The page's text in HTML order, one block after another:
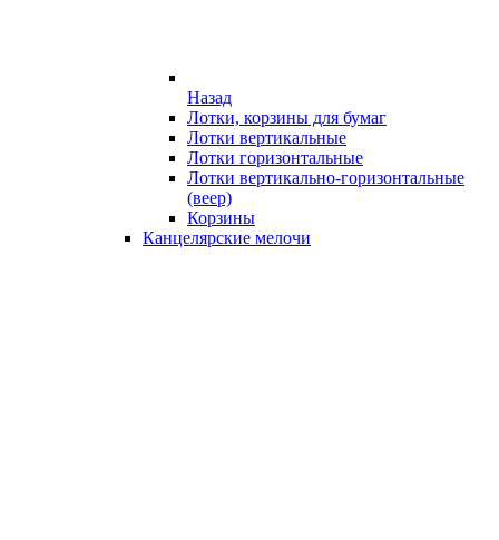
Назад
Лотки, корзины для бумаг
Лотки вертикальные
Лотки горизонтальные
Лотки вертикально-горизонтальные
(веер)
Корзины
Канцелярские мелочи